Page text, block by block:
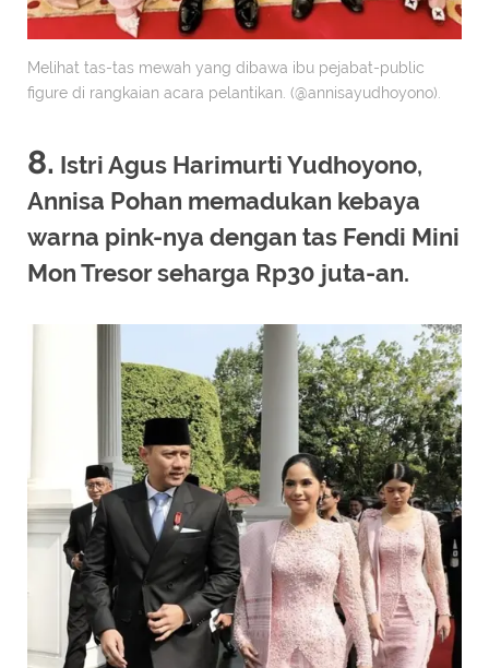
Melihat tas-tas mewah yang dibawa ibu pejabat-public
figure di rangkaian acara pelantikan. (@annisayudhoyono).
8. Istri Agus Harimurti Yudhoyono,
Annisa Pohan memadukan kebaya
warna pink-nya dengan tas Fendi Mini
Mon Tresor seharga Rp30 juta-an.